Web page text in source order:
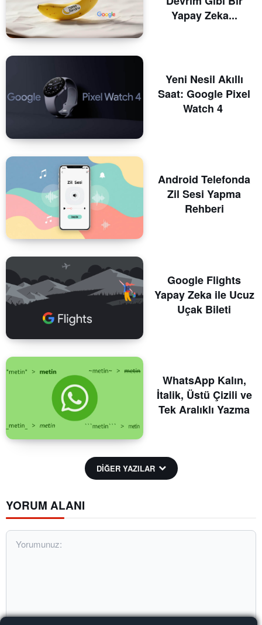
Yapay Zeka...
Yeni Nesil Akıllı
Saat: Google Pixel
Watch 4
Android Telefonda
Zil Sesi Yapma
Rehberi
Google Flights
Yapay Zeka ile Ucuz
Uçak Bileti
WhatsApp Kalın,
İtalik, Üstü Çizili ve
Tek Aralıklı Yazma
DİĞER YAZILAR
YORUM ALANI